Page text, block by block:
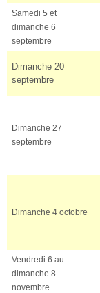
Samedi 5 et
dimanche 6
septembre
Dimanche 20
septembre
Dimanche 27
septembre
Dimanche 4 octobre
Vendredi 6 au
dimanche 8
novembre